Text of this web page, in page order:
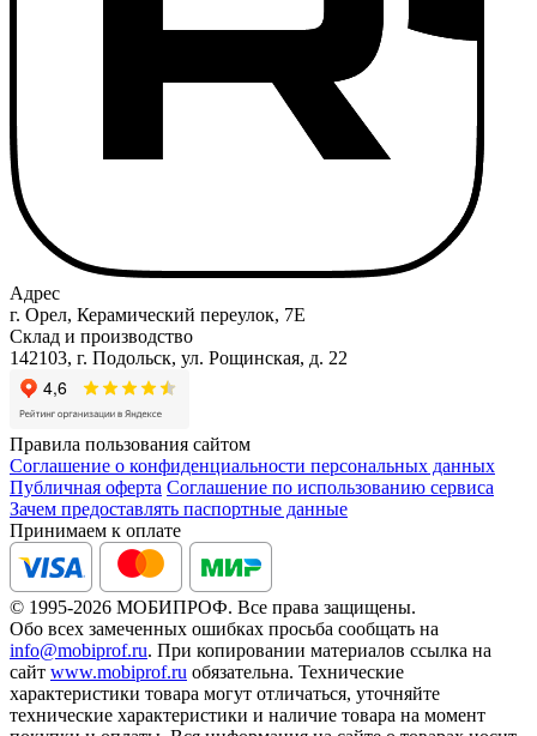
Адрес
г. Орел, Керамический переулок, 7Е
Склад и производство
142103, г. Подольск, ул. Рощинская, д. 22
Правила пользования сайтом
Соглашение о конфиденциальности персональных данных
Публичная оферта Соглашение по использованию сервиса
Зачем предоставлять паспортные данные
Принимаем к оплате
© 1995-2026 МОБИПРОФ. Все права защищены.
Обо всех замеченных ошибках просьба сообщать на
info@mobiprof.ru. При копировании материалов ссылка на
сайт www.mobiprof.ru обязательна. Технические
характеристики товара могут отличаться, уточняйте
технические характеристики и наличие товара на момент